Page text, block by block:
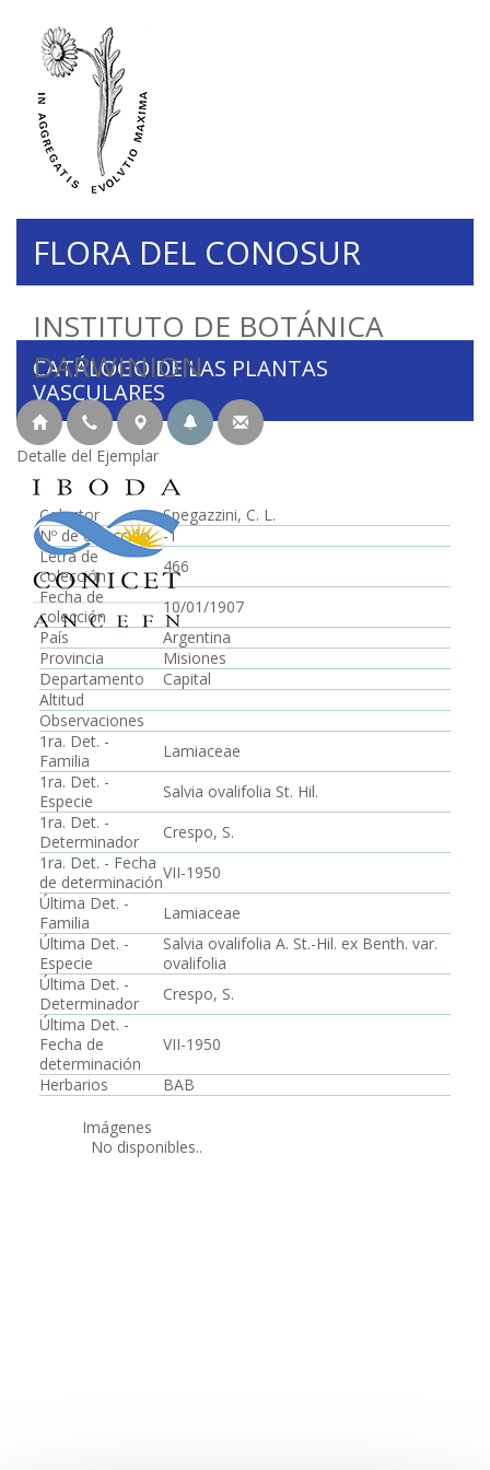
INSTITUTO DE BOTÁNICA
DARWINION
FLORA DEL CONOSUR
CATÁLOGO DE LAS PLANTAS
VASCULARES
Detalle del Ejemplar
Colector
Spegazzini, C. L.
Nº de colección
-1
Letra de
colección
466
Fecha de
colección
10/01/1907
País
Argentina
Provincia
Misiones
Departamento
Capital
Altitud
Observaciones
1ra. Det. -
Familia
Lamiaceae
1ra. Det. -
Especie
Salvia ovalifolia St. Hil.
1ra. Det. -
Determinador
Crespo, S.
1ra. Det. - Fecha
de determinaciónVII-1950
Última Det. -
Familia
Lamiaceae
Última Det. -
Especie
Salvia ovalifolia A. St.-Hil. ex Benth. var.
ovalifolia
Última Det. -
Determinador
Crespo, S.
Última Det. -
Fecha de
determinación
VII-1950
Herbarios
BAB
Imágenes
No disponibles..